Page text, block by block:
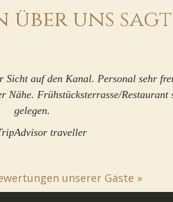
über uns sagt
auf den Kanal. Personal sehr
Nähe. Frühstücksterrasse/Restaurant
gelegen.
traveller
unserer Gäste »